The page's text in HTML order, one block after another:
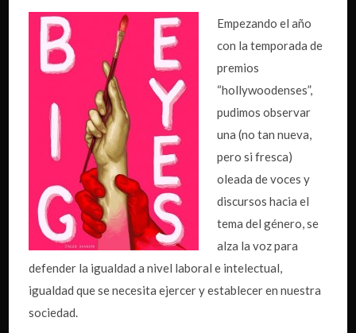
Empezando el año
con la temporada de
premios
“hollywoodenses”,
pudimos observar
una (no tan nueva,
pero si fresca)
oleada de voces y
discursos hacia el
tema del género, se
alza la voz para
defender la igualdad a nivel laboral e intelectual,
igualdad que se necesita ejercer y establecer en nuestra
sociedad.